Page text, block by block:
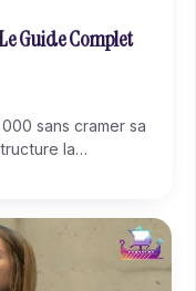
Guide Complet
sans cramer sa
la